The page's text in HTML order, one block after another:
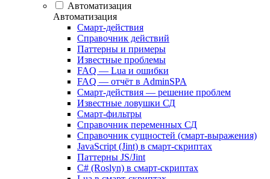
Автоматизация
Автоматизация
Смарт-действия
Справочник действий
Паттерны и примеры
Известные проблемы
FAQ — Lua и ошибки
FAQ — отчёт в AdminSPA
Смарт-действия — решение проблем
Известные ловушки СД
Смарт-фильтры
Справочник переменных СД
Справочник сущностей (смарт-выражения)
JavaScript (Jint) в смарт-скриптах
Паттерны JS/Jint
C# (Roslyn) в смарт-скриптах